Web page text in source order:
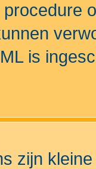
procedure
is
zijn